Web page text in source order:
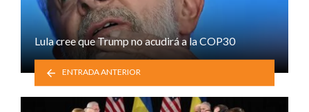
Lula cree que Trump no acudirá a la COP30
ENTRADA ANTERIOR